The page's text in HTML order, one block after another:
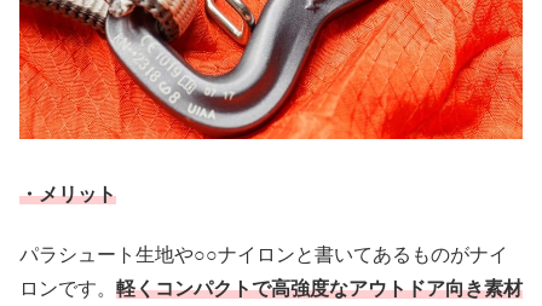
・メリット
パラシュート生地や○○ナイロンと書いてあるものがナイ
ロンです。 軽くコンパクトで高強度なアウトドア向き素材